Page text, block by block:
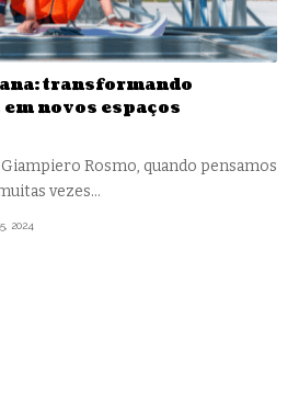
transformando
novos espaços
Rosmo, quando pensamos
vezes…
2024